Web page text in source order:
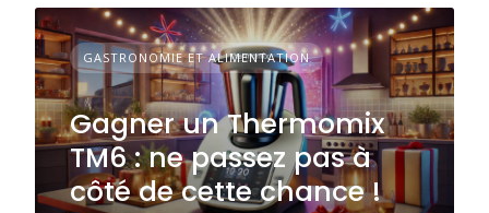
GASTRONOMIE ET ALIMENTATION
Gagner un Thermomix
TM6 : ne passez pas à
côté de cette chance !